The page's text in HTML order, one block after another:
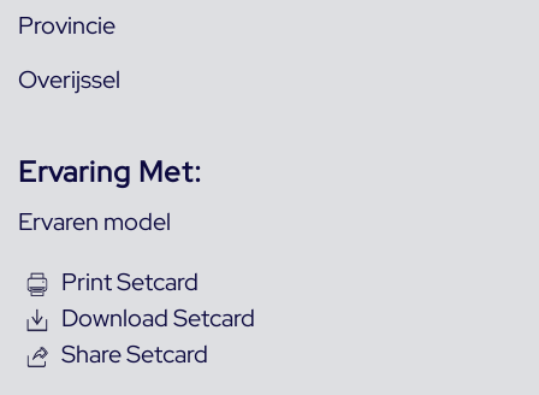
Provincie
Overijssel
Ervaring Met:
Ervaren model
Print Setcard
Download Setcard
Share Setcard